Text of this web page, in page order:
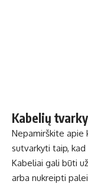
Kabelių
Nepamirškite apie
sutvarkyti taip,
Kabeliai gali būti
arba nukreipti